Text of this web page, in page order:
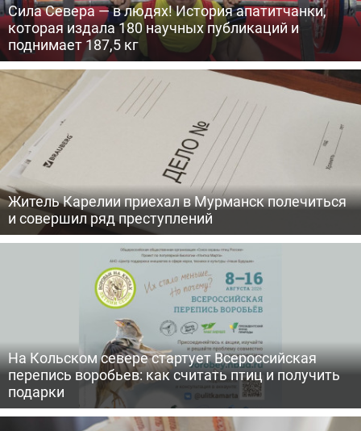
Сила Севера — в людях! История апатитчанки,
которая издала 180 научных публикаций и
поднимает 187,5 кг
Житель Карелии приехал в Мурманск полечиться
и совершил ряд преступлений
На Кольском севере стартует Всероссийская
перепись воробьев: как считать птиц и получить
подарки